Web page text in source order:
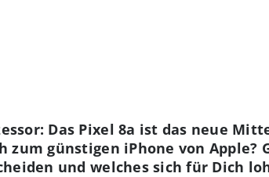
Das Pixel 8a ist das neue
günstigen iPhone von Apple?
und welches sich für Dich